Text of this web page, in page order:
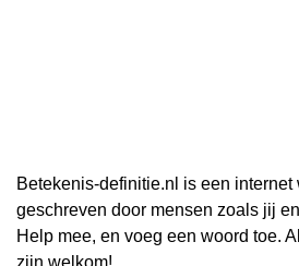
Betekenis-definitie.nl is een internet
geschreven door mensen zoals jij
Help mee, en voeg een woord toe.
zijn welkom!